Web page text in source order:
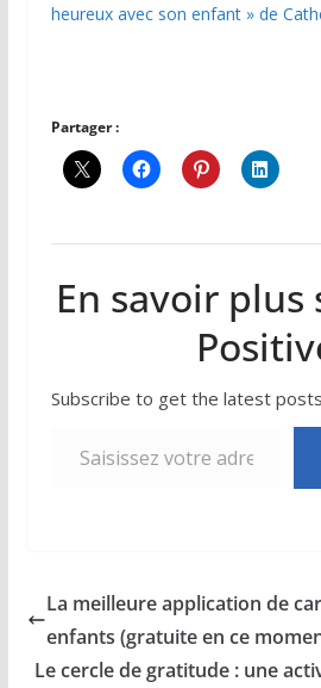
heureux avec son enfant » de
Partager :
En savoir plus
Subscribe to get the latest
La meilleure application de
enfants (gratuite en ce
Le cercle de gratitude : une